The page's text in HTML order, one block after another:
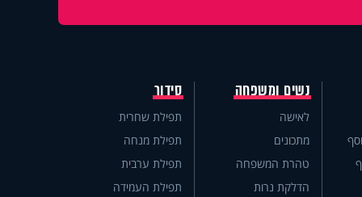
נשים ומשפחה
לאישה
מתכונים
טהרת המשפחה
הדלקת נרות
סידור
תפילת שחרית
תפילת מנחה
תפילת ערבית
תפילת העמידה